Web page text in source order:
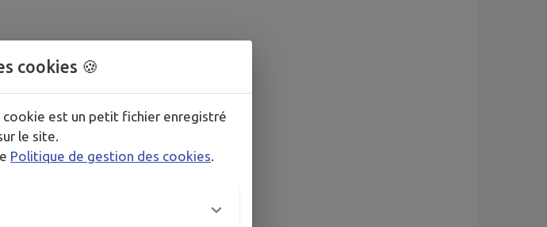
cookies 🍪
cookie est un petit fichier enregistré
le site.
Politique de gestion des cookies